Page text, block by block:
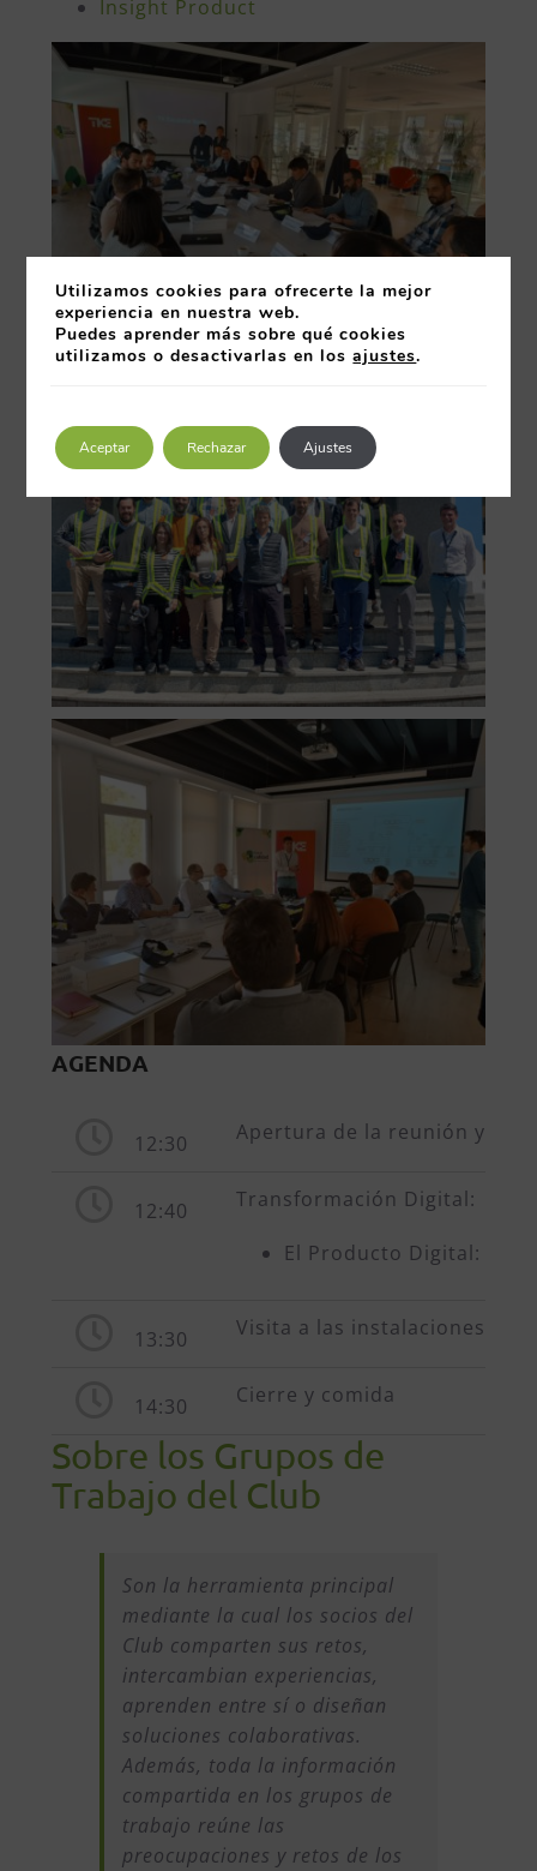
Insight Product
AGENDA
12:30 Apertura de la reunión y
12:40 Transformación Digital:
El Producto Digital:
13:30 Visita a las instalaciones de
14:30 Cierre y comida
Sobre los Grupos de
Trabajo del Club
Son la herramienta principal
mediante la cual los socios del
Club comparten sus retos,
intercambian experiencias,
aprenden entre sí o diseñan
soluciones colaborativas.
Además, toda la información
compartida en los grupos de
trabajo reúne las
preocupaciones y retos de los
Utilizamos cookies para ofrecerte la mejor
experiencia en nuestra web.
Puedes aprender más sobre qué cookies
utilizamos o desactivarlas en losajustes.
Aceptar Rechazar Ajustes